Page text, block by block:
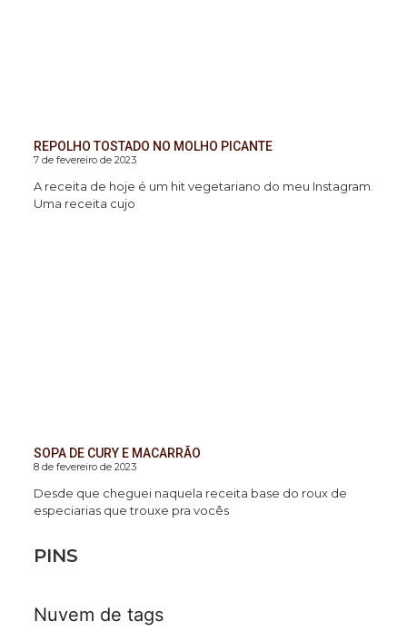
REPOLHO TOSTADO NO MOLHO PICANTE
7 de fevereiro de 2023
A receita de hoje é um hit vegetariano do meu Instagram.
Uma receita cujo
SOPA DE CURY E MACARRÃO
8 de fevereiro de 2023
Desde que cheguei naquela receita base do roux de
especiarias que trouxe pra vocês
PINS
Nuvem de tags